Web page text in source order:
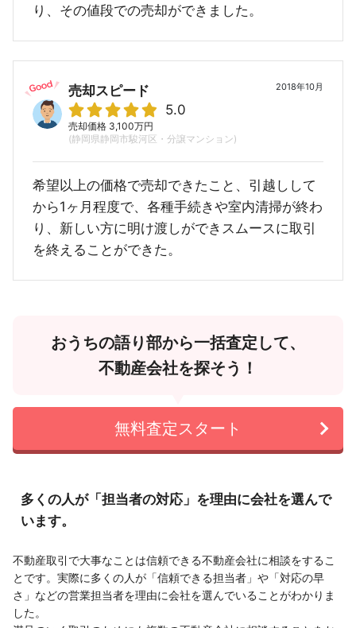
り、その値段での売却ができました。
2018年10月
売却スピード
5.0
売却価格 3,100万円
(静岡県静岡市駿河区・分譲マンション)
希望以上の価格で売却できたこと、引越しして
から1ヶ月程度で、各種手続きや室内清掃が終わ
り、新しい方に明け渡しができスムースに取引
を終えることができた。
おうちの語り部から一括査定して、
不動産会社を探そう！
無料査定スタート
多くの人が「担当者の対応」を理由に会社を選んで
います。
不動産取引で大事なことは信頼できる不動産会社に相談をするこ
とです。実際に多くの人が「信頼できる担当者」や「対応の早
さ」などの営業担当者を理由に会社を選んでいることがわかりま
した。